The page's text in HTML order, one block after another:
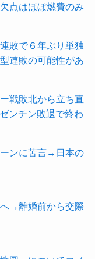
点はほぼ燃費のみ
敗で６年ぶり単独
連敗の可能性があ
戦敗北から立ち直
ンチン敗退で終わ
ンに苦言→日本の
→離婚前から交際